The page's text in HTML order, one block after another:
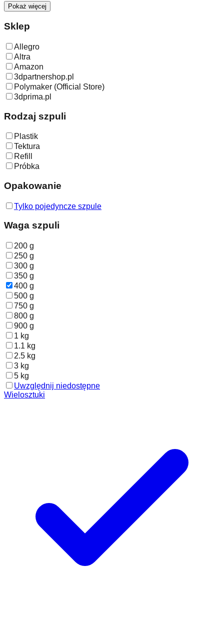
Pokaż więcej
Sklep
Allegro
Altra
Amazon
3dpartnershop.pl
Polymaker (Official Store)
3dprima.pl
Rodzaj szpuli
Plastik
Tektura
Refill
Próbka
Opakowanie
Tylko pojedyncze szpule
Waga szpuli
200 g
250 g
300 g
350 g
400 g
500 g
750 g
800 g
900 g
1 kg
1.1 kg
2.5 kg
3 kg
5 kg
Uwzględnij niedostępne
Wielosztuki